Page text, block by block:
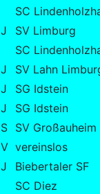
SC
J
SV Limburg
SC
J
SV Lahn
J
SG Idstein
J
SG Idstein
S SV Großauheim
V vereinslos
J
Biebertaler SF
SC Diez